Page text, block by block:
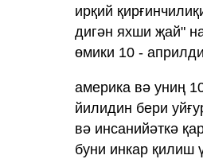
ирқий
дигән яхши җай"
өмики 10 -
америка вә униң
йилидин бери
вә инсанийәткә
буни инкар қилиш